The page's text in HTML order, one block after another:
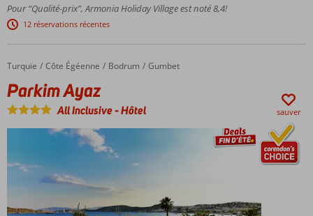
pour
enfants
à la carte
agréables
pour
grands
Pour “Qualité-prix”, Armonia Holiday Village est noté 8,4!
12 réservations récentes
Accueil
Turquie Côte Égéenne Bodrum Gumbet
Parkim Ayaz
Parkim Ayaz
All Inclusive-Hôtel sauver